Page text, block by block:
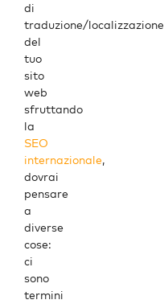
di
traduzione/localizzazione
del
tuo
sito
web
sfruttando
la
SEO
internazionale,
dovrai
pensare
a
diverse
cose:
ci
sono
termini